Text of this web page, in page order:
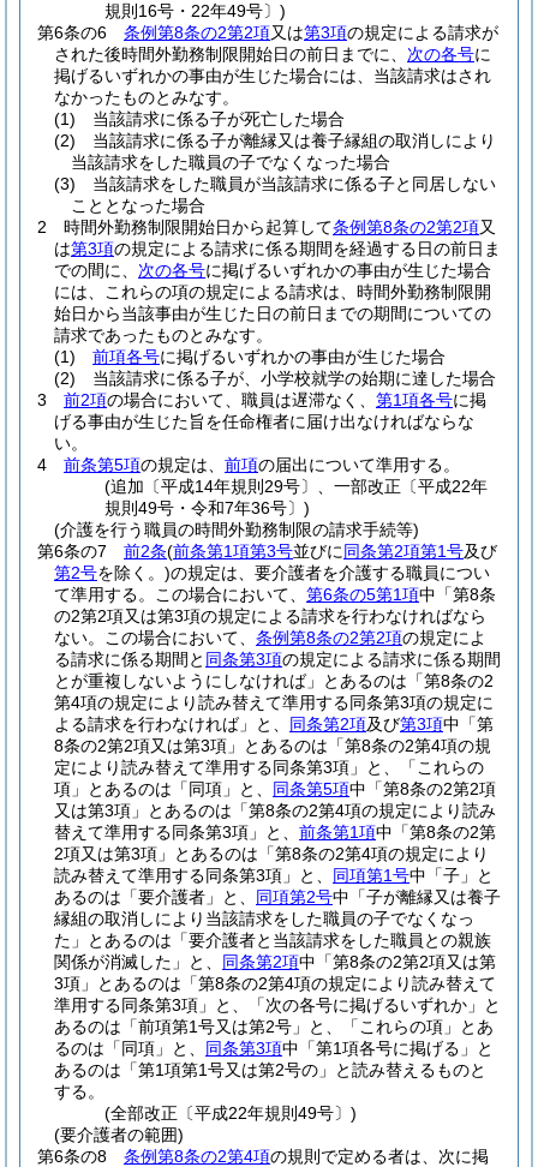
規則16号・22年49号〕)
第6条の6
条例第8条の2第2項又は第3項の規定による請求が
された後時間外勤務制限開始日の前日までに、 次の各号に
掲げるいずれかの事由が生じた場合には、当該請求はされ
なかったものとみなす。
(1)
当該請求に係る子が死亡した場合
(2)
当該請求に係る子が離縁又は養子縁組の取消しにより
当該請求をした職員の子でなくなった場合
(3)
当該請求をした職員が当該請求に係る子と同居しない
こととなった場合
2
時間外勤務制限開始日から起算して条例第8条の2第2項又
は第3項の規定による請求に係る期間を経過する日の前日ま
での間に、 次の各号に掲げるいずれかの事由が生じた場合
には、これらの項の規定による請求は、時間外勤務制限開
始日から当該事由が生じた日の前日までの期間についての
請求であったものとみなす。
(1)
前項各号に掲げるいずれかの事由が生じた場合
(2)
当該請求に係る子が、小学校就学の始期に達した場合
3
前2項の場合において、職員は遅滞なく、 第1項各号に掲
げる事由が生じた旨を任命権者に届け出なければならな
い。
4
前条第5項の規定は、 前項の届出について準用する。
(追加〔平成14年規則29号〕、一部改正〔平成22年
規則49号・令和7年36号〕)
(介護を行う職員の時間外勤務制限の請求手続等)
第6条の7
前2条(前条第1項第3号並びに同条第2項第1号及び
第2号を除く。)の規定は、要介護者を介護する職員につい
て準用する。
この場合において、 第6条の5第1項中「第8条
の2第2項又は第3項の規定による請求を行わなければなら
ない。
この場合において、 条例第8条の2第2項の規定によ
る請求に係る期間と 同条第3項の規定による請求に係る期間
とが重複しないようにしなければ」とあるのは「第8条の2
第4項の規定により読み替えて準用する同条第3項の規定に
よる請求を行わなければ」と、 同条第2項及び第3項中「第
8条の2第2項又は第3項」とあるのは「第8条の2第4項の規
定により読み替えて準用する同条第3項」と、「これらの
項」とあるのは「同項」と、 同条第5項中「第8条の2第2項
又は第3項」とあるのは「第8条の2第4項の規定により読み
替えて準用する同条第3項」と、 前条第1項中「第8条の2第
2項又は第3項」とあるのは「第8条の2第4項の規定により
読み替えて準用する同条第3項」と、 同項第1号中「子」と
あるのは「要介護者」と、 同項第2号中「子が離縁又は養子
縁組の取消しにより当該請求をした職員の子でなくなっ
た」とあるのは「要介護者と当該請求をした職員との親族
関係が消滅した」と、 同条第2項中「第8条の2第2項又は第
3項」とあるのは「第8条の2第4項の規定により読み替えて
準用する同条第3項」と、「次の各号に掲げるいずれか」と
あるのは「前項第1号又は第2号」と、「これらの項」とあ
るのは「同項」と、 同条第3項中「第1項各号に掲げる」と
あるのは「第1項第1号又は第2号の」と読み替えるものと
する。
(全部改正〔平成22年規則49号〕)
(要介護者の範囲)
第6条の8
条例第8条の2第4項の規則で定める者は、次に掲